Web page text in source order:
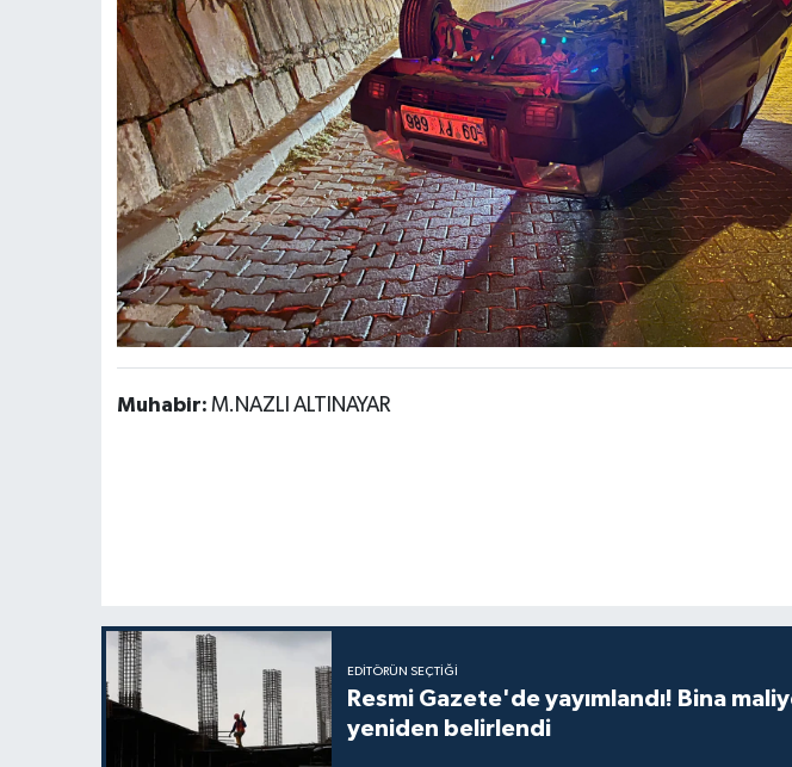
Muhabir: M.NAZLI ALTINAYAR
EDITÖRÜN SEÇTIĞI
Resmi Gazete'de yayımlandı! Bina
yeniden belirlendi